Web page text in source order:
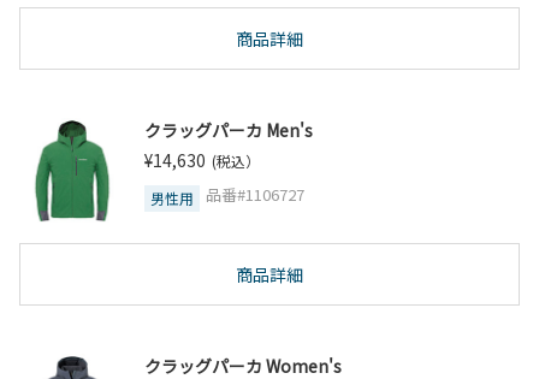
商品詳細
クラッグパーカ Men's
¥14,630 (税込）
男性用
品番#1106727
商品詳細
クラッグパーカ Women's